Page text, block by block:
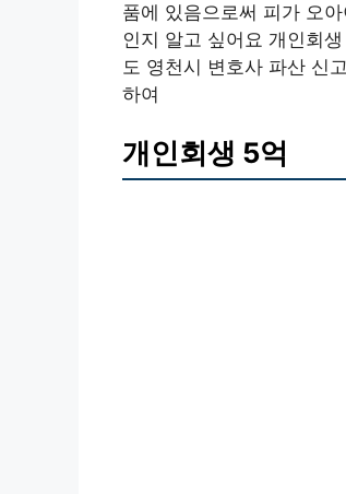
품에 있음으로써 피가 오
인지 알고 싶어요 개인회
도 영천시 변호사 파산 신
하여
개인회생 5억